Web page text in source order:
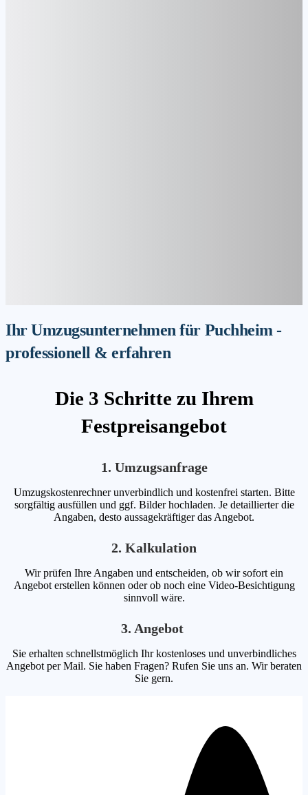
Ihr Umzugsunternehmen für Puchheim -
professionell & erfahren
Die 3 Schritte zu Ihrem
Festpreisangebot
1. Umzugsanfrage
Umzugskostenrechner unverbindlich und kostenfrei starten. Bitte
sorgfältig ausfüllen und ggf. Bilder hochladen. Je detaillierter die
Angaben, desto aussagekräftiger das Angebot.
2. Kalkulation
Wir prüfen Ihre Angaben und entscheiden, ob wir sofort ein
Angebot erstellen können oder ob noch eine Video-Besichtigung
sinnvoll wäre.
3. Angebot
Sie erhalten schnellstmöglich Ihr kostenloses und unverbindliches
Angebot per Mail. Sie haben Fragen? Rufen Sie uns an. Wir beraten
Sie gern.